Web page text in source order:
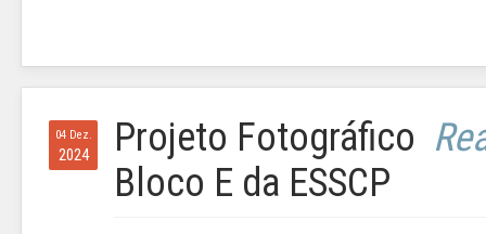
04 Dez.
2024 Projeto Fotográfico
Bloco E da ESSCP